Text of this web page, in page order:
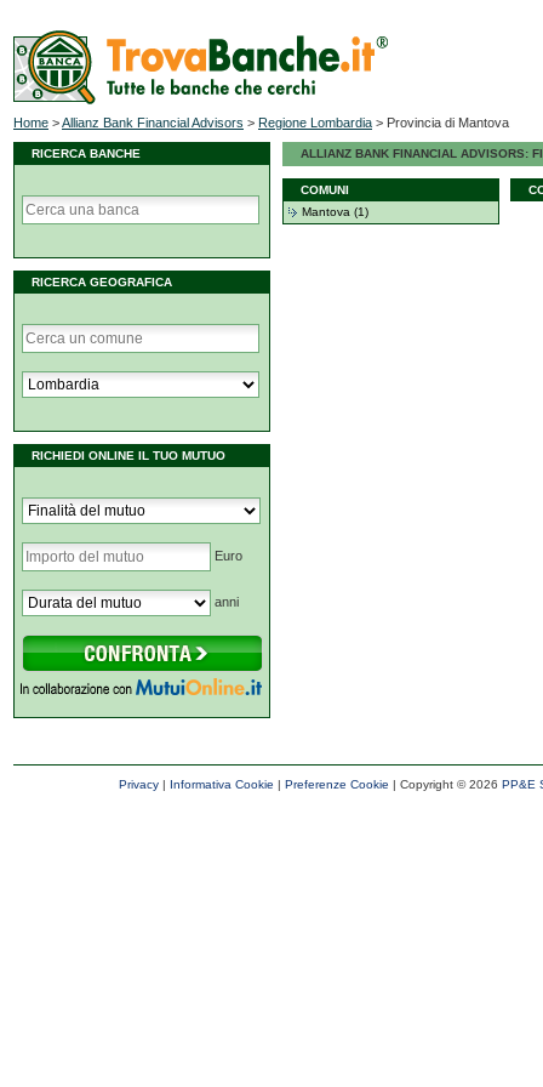
Home >Allianz Bank Financial Advisors > Regione Lombardia > Provincia di Mantova
RICERCA BANCHE
RICERCA GEOGRAFICA
RICHIEDI ONLINE IL TUO MUTUO
Euro
anni
ALLIANZ BANK FINANCIAL ADVISORS:
COMUNI
Mantova (1)
Privacy| Informativa Cookie | Preferenze Cookie | Copyright ©2026 PP&E